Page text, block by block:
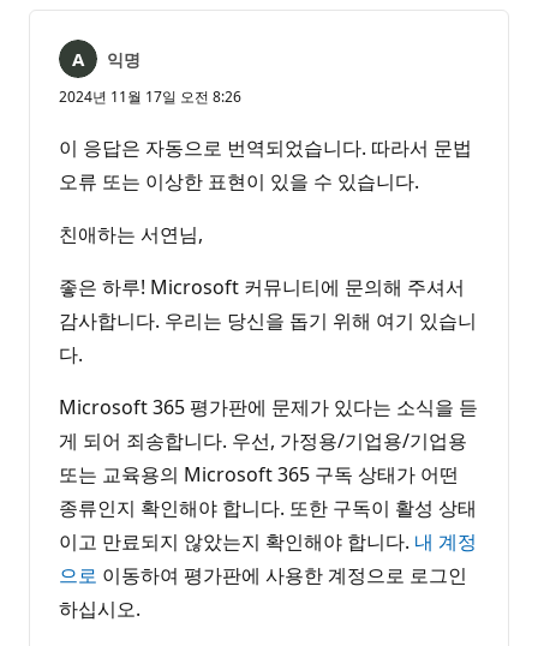
익명
2024년 11월 17일 오전 8:26
이 응답은 자동으로 번역되었습니다. 따라서 문법
오류 또는 이상한 표현이 있을 수 있습니다.
친애하는 서연님,
좋은 하루! Microsoft 커뮤니티에 문의해 주셔서
감사합니다. 우리는 당신을 돕기 위해 여기 있습니
다.
Microsoft 365 평가판에 문제가 있다는 소식을 듣
게 되어 죄송합니다. 우선, 가정용/기업용/기업용
또는 교육용의 Microsoft 365 구독 상태가 어떤
종류인지 확인해야 합니다. 또한 구독이 활성 상태
이고 만료되지 않았는지 확인해야 합니다. 내 계정
으로 이동하여 평가판에 사용한 계정으로 로그인
하십시오.